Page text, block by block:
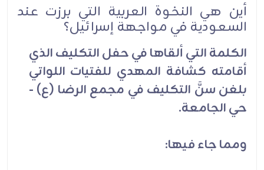
أين هي النخوة العربية التي برزت عند
السعودية في مواجهة إسرائيل؟
الكلمة التي ألقاها في حفل التكليف الذي
أقامته كشافة المهدي للفتيات اللواتي
بلغن سنَّ التكليف في مجمع الرضا (ع) -
حي الجامعة.
ومما جاء فيها: